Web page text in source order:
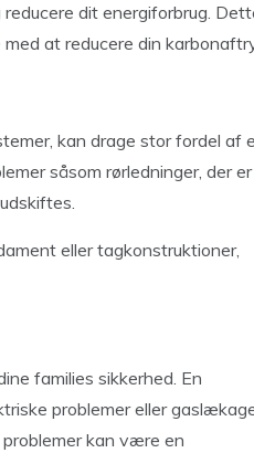
dit energiforbrug.
at reducere din
kan drage stor fordel af
såsom rørledninger, der er
eller tagkonstruktioner,
families sikkerhed. En
problemer eller
kan være en